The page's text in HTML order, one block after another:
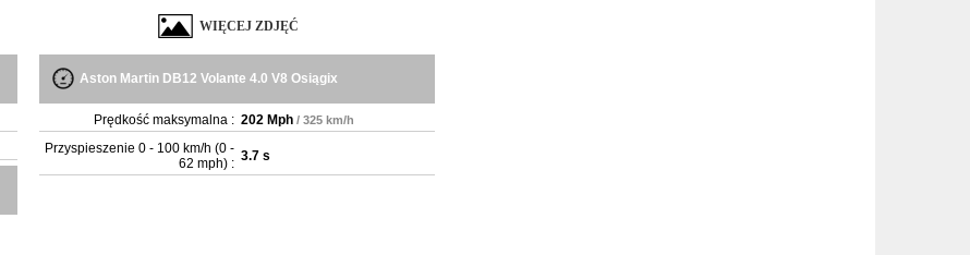
WIĘCEJ ZDJĘĆ
Aston Martin DB12 Volante 4.0 V8 Osiągix
Prędkość maksymalna : 202 Mph / 325 km/h
Przyspieszenie 0 - 100 km/h (0 -
62 mph) : 3.7 s